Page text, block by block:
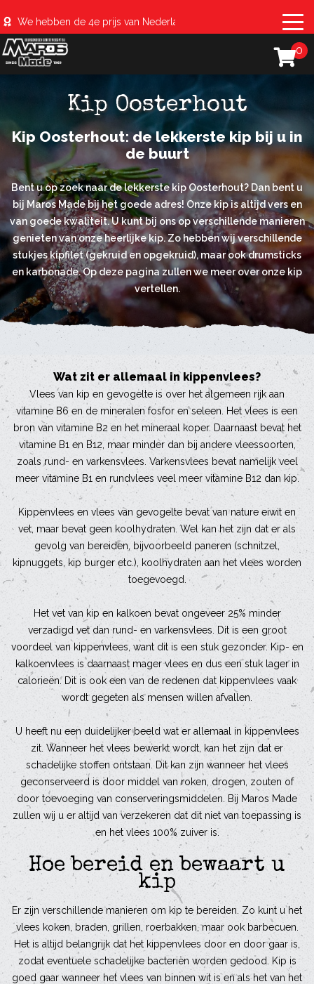
We hebben de 4e prijs van Nederland behaald met de
0
Kip Oosterhout
Kip Oosterhout: de lekkerste kip bij u in
de buurt
Bent u op zoek naar de lekkerste kip Oosterhout? Dan bent u
bij Maros Made bij het goede adres! Onze kip is altijd vers en
van goede kwaliteit. U kunt bij ons op verschillende manieren
genieten van onze heerlijke kip. Zo hebben wij verschillende
stukjes kipfilet (gekruid en opgekruid), maar ook drumsticks
en karbonade. Op deze pagina zullen we meer over onze kip
vertellen.
Wat zit er allemaal in kippenvlees?
Vlees van kip en gevogelte is over het algemeen rijk aan
vitamine B6 en de mineralen fosfor en seleen. Het vlees is een
bron van vitamine B2 en het mineraal koper. Daarnaast bevat het
vitamine B1 en B12, maar minder dan bij andere vleessoorten,
zoals rund- en varkensvlees. Varkensvlees bevat namelijk veel
meer vitamine B1 en rundvlees veel meer vitamine B12 dan kip.
Kippenvlees en vlees van gevogelte bevat van nature eiwit en
vet, maar bevat geen koolhydraten. Wel kan het zijn dat er als
gevolg van bereiden, bijvoorbeeld paneren (schnitzel,
kipnuggets, kip burger etc.), koolhydraten aan het vlees worden
toegevoegd.
Het vet van kip en kalkoen bevat ongeveer 25% minder
verzadigd vet dan rund- en varkensvlees. Dit is een groot
voordeel van kippenvlees, want dit is een stuk gezonder. Kip- en
kalkoenvlees is daarnaast mager vlees en dus een stuk lager in
calorieën. Dit is ook een van de redenen dat kippenvlees vaak
wordt gegeten als mensen willen afvallen.
U heeft nu een duidelijker beeld wat er allemaal in kippenvlees
zit. Wanneer het vlees bewerkt wordt, kan het zijn dat er
schadelijke stoffen ontstaan. Dit kan zijn wanneer het vlees
geconserveerd is door middel van roken, drogen, zouten of
door toevoeging van conserveringsmiddelen. Bij Maros Made
zullen wij u er altijd van verzekeren dat dit niet van toepassing is
en het vlees 100% zuiver is.
Hoe bereid en bewaart u
kip
Er zijn verschillende manieren om kip te bereiden. Zo kunt u het
vlees koken, braden, grillen, roerbakken, maar ook barbecuen.
Het is altijd belangrijk dat het kippenvlees door en door gaar is,
zodat eventuele schadelijke bacteriën worden gedood. Kip is
goed gaar wanneer het vlees van binnen wit is en als het van het